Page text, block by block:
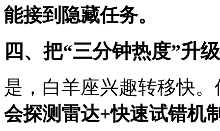
能接到隐藏任务。
四、把“三分钟热度”升
是，白羊座兴趣转移快
会探测雷达+快速试错机